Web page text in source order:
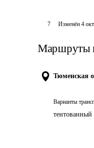
7 Изменён 4
Маршруты
Тюменская
Варианты
тентованный